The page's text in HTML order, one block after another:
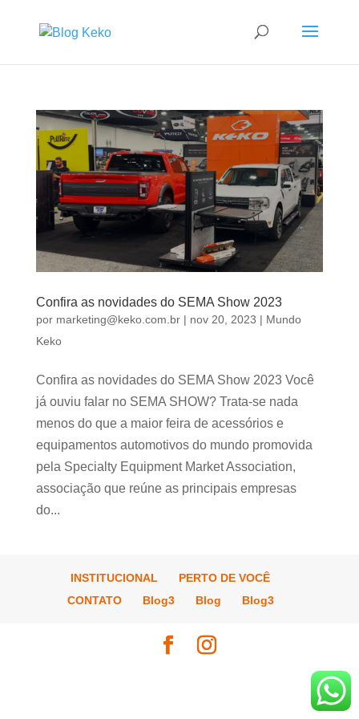
Confira as novidades do SEMA Show 2023
por marketing@keko.com.br| nov 20, 2023 | Mundo
Keko
Confira as novidades do SEMA Show 2023 Você
já ouviu falar no SEMA SHOW? Trata-se nada
menos do que a maior feira de acessórios e
equipamentos automotivos do mundo promovida
pela Specialty Equipment Market Association,
associação que reúne as principais empresas
do...
INSTITUCIONAL
PERTO DE VOCÊ
CONTATO
Blog3 Blog Blog3